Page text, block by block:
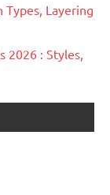
Types, Layering
2026 : Styles,